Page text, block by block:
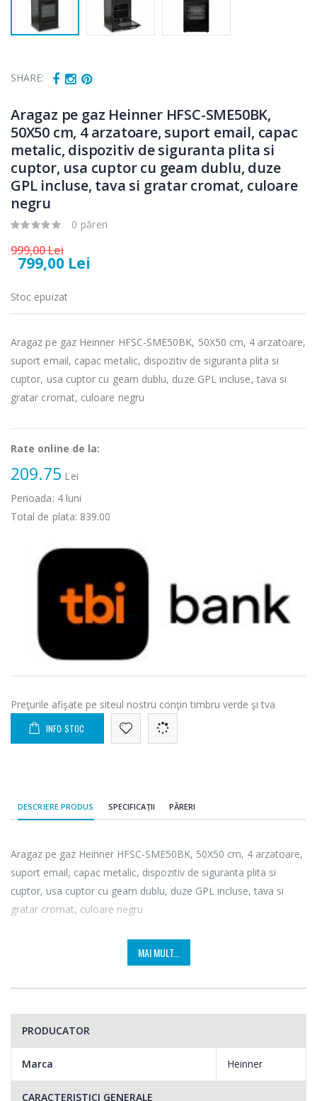
SHARE:
Aragaz pe gaz Heinner HFSC-SME50BK,
50X50 cm, 4 arzatoare, suport email, capac
metalic, dispozitiv de siguranta plita si
cuptor, usa cuptor cu geam dublu, duze
GPL incluse, tava si gratar cromat, culoare
negru
0 păreri
999,00 Lei
799,00 Lei
Stoc epuizat
Aragaz pe gaz Heinner HFSC-SME50BK, 50X50 cm, 4 arzatoare,
suport email, capac metalic, dispozitiv de siguranta plita si
cuptor, usa cuptor cu geam dublu, duze GPL incluse, tava si
gratar cromat, culoare negru
Rate online de la:
209.75 Lei
Perioada: 4luni
Total de plata: 839.00
Preţurile afişate pe siteul nostru conţin timbru verde şi tva
INFO STOC
DESCRIERE PRODUS SPECIFICAȚII PĂRERI
Aragaz pe gaz Heinner HFSC-SME50BK, 50X50 cm, 4 arzatoare,
suport email, capac metalic, dispozitiv de siguranta plita si
cuptor, usa cuptor cu geam dublu, duze GPL incluse, tava si
gratar cromat, culoare negru
MAI MULT...
PRODUCATOR
Marca Heinner
CARACTERISTICI GENERALE
Fierbator
electric cu filtru
...
Masina de tocat
carne Bosch ...
Masina de tocat
NobeLTek ...
199,00 Lei
-18%
Mixer vertical
Heinner HHB-
DC1000SSBK ...
Robot de
Heinner ...
299,00 Lei